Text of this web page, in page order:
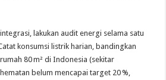
lakukan audit energi selama satu
konsumsi listrik harian, bandingkan
80 m² di Indonesia (sekitar
belum mencapai target 20 %,